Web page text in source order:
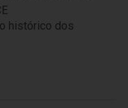
histórico dos